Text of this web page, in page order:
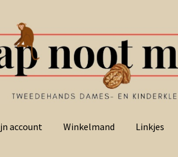
account Winkelmand Linkjes